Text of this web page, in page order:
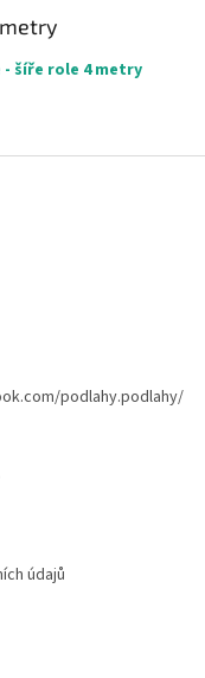
- šíře role 4 metry
podlahy.podlahy/
údajů